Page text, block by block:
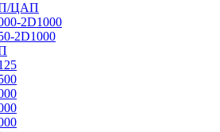
ЦАП
2D1000
2D1000